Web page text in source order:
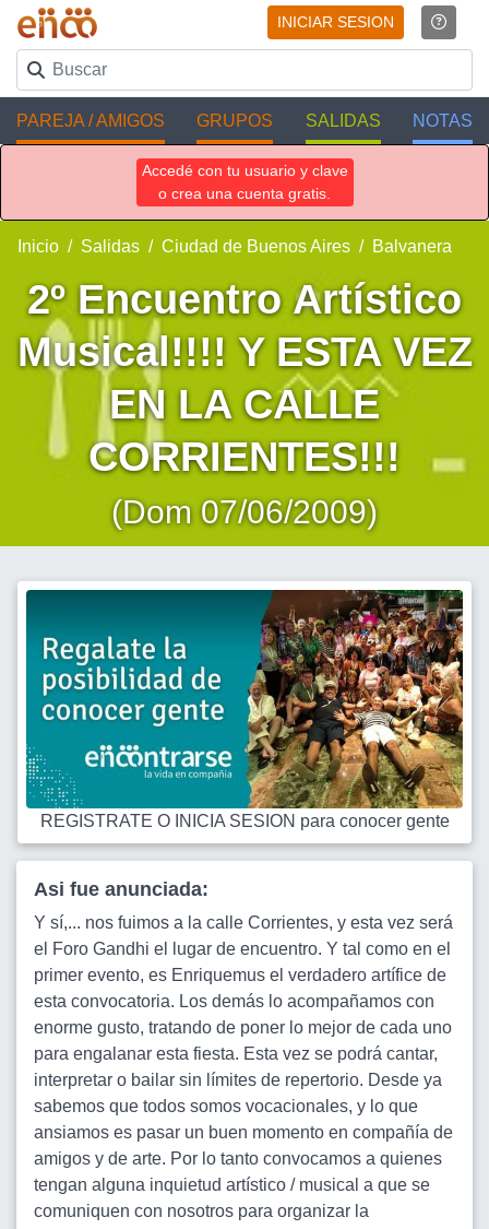
INICIAR SESION
PAREJA / AMIGOS GRUPOS SALIDAS NOTAS
Accedé con tu usuario y clave
o crea una cuenta gratis.
Inicio Salidas Ciudad de Buenos Aires Balvanera
2º Encuentro Artístico
Musical!!!! Y ESTA VEZ
EN LA CALLE
CORRIENTES!!!
(Dom 07/06/2009)
REGISTRATE O INICIA SESION para conocer gente
Asi fue anunciada:
Y sí,... nos fuimos a la calle Corrientes, y esta vez será
el Foro Gandhi el lugar de encuentro. Y tal como en el
primer evento, es Enriquemus el verdadero artífice de
esta convocatoria. Los demás lo acompañamos con
enorme gusto, tratando de poner lo mejor de cada uno
para engalanar esta fiesta. Esta vez se podrá cantar,
interpretar o bailar sin límites de repertorio. Desde ya
sabemos que todos somos vocacionales, y lo que
ansiamos es pasar un buen momento en compañía de
amigos y de arte. Por lo tanto convocamos a quienes
tengan alguna inquietud artístico / musical a que se
comuniquen con nosotros para organizar la